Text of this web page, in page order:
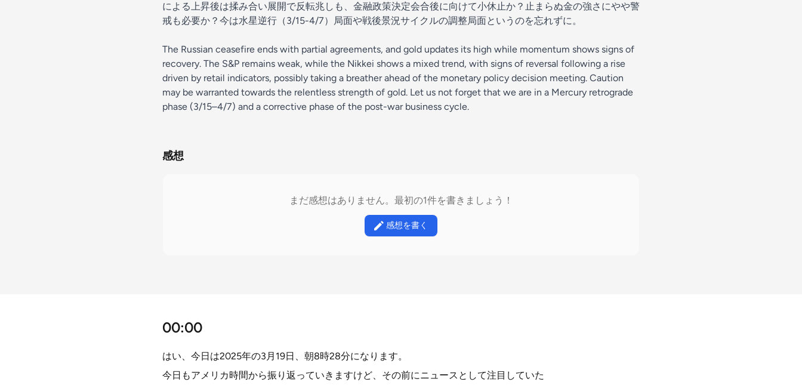
による上昇後は揉み合い展開で反転兆しも、金融政策決定会合後に向けて小休止か？止まらぬ金の強さにやや警
戒も必要か？今は水星逆行（3/15-4/7）局面や戦後景況サイクルの調整局面というのを忘れずに。
The Russian ceasefire ends with partial agreements, and gold updates its high while momentum shows signs of
recovery. The S&P remains weak, while the Nikkei shows a mixed trend, with signs of reversal following a rise
driven by retail indicators, possibly taking a breather ahead of the monetary policy decision meeting. Caution
may be warranted towards the relentless strength of gold. Let us not forget that we are in a Mercury retrograde
phase (3/15–4/7) and a corrective phase of the post-war business cycle.
感想
まだ感想はありません。最初の1件を書きましょう！
感想を書く
00:00
はい、今日は2025年の3月19日、朝8時28分になります。
今日もアメリカ時間から振り返っていきますけど、その前にニュースとして注目していた